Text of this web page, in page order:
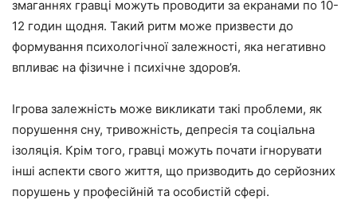
змаганнях гравці можуть проводити за екранами по 10-
12 годин щодня. Такий ритм може призвести до
формування психологічної залежності, яка негативно
впливає на фізичне і психічне здоров’я.
Ігрова залежність може викликати такі проблеми, як
порушення сну, тривожність, депресія та соціальна
ізоляція. Крім того, гравці можуть почати ігнорувати
інші аспекти свого життя, що призводить до серйозних
порушень у професійній та особистій сфері.